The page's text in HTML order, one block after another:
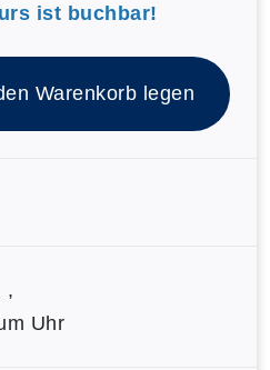
ist buchbar!
Warenkorb legen
,
Uhr